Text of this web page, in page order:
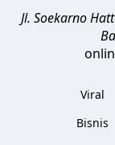
Jl. Soekarno
Viral
Bisnis